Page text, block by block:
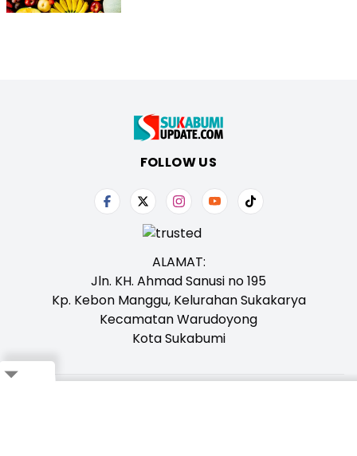
FOLLOW US
ALAMAT:
Jln. KH. Ahmad Sanusi no 195
Kp. Kebon Manggu, Kelurahan Sukakarya
Kecamatan Warudoyong
Kota Sukabumi